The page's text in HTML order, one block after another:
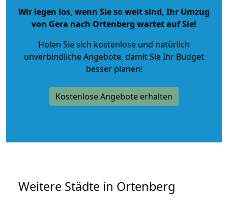
Wir legen los, wenn Sie so weit sind, Ihr Umzug
von Gera nach Ortenberg wartet auf Sie!
Holen Sie sich kostenlose und natürlich
unverbindliche Angebote, damit Sie Ihr Budget
besser planen!
Kostenlose Angebote erhalten
Weitere Städte in Ortenberg